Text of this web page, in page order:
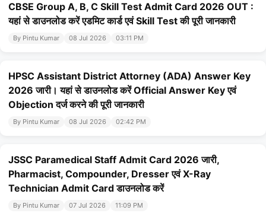
CBSE Group A, B, C Skill Test Admit Card 2026 OUT :
यहां से डाउनलोड करें एडमिट कार्ड एवं Skill Test की पूरी जानकारी
By Pintu Kumar 08 Jul 2026 03:11 PM
HPSC Assistant District Attorney (ADA) Answer Key
2026 जारी। यहां से डाउनलोड करें Official Answer Key एवं
Objection दर्ज करने की पूरी जानकारी
By Pintu Kumar 08 Jul 2026 02:42 PM
JSSC Paramedical Staff Admit Card 2026 जारी,
Pharmacist, Compounder, Dresser एवं X-Ray
Technician Admit Card डाउनलोड करें
By Pintu Kumar 07 Jul 2026 11:09 PM